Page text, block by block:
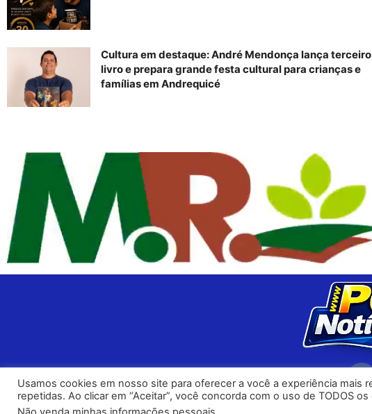
Cultura em destaque: André Mendonça lança terceiro
livro e prepara grande festa cultural para crianças e
famílias em Andrequicé
Usamos cookies em nosso site para oferecer a você a experiência mais
repetidas. Ao clicar em “Aceitar”, você concorda com o uso de TODOS